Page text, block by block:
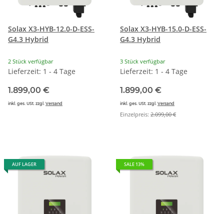
Solax X3-HYB-12.0-D-ESS-
G4.3 Hybrid
2 Stück verfügbar
Lieferzeit: 1 - 4 Tage
1.899,00 €
inkl. ges. USt. zzgl. Versand
Solax X3-HYB-15.0-D-ESS-
G4.3 Hybrid
3 Stück verfügbar
Lieferzeit: 1 - 4 Tage
1.899,00 €
inkl. ges. USt. zzgl. Versand
Einzelpreis: 2.099,00 €
AUF LAGER SALE 13%